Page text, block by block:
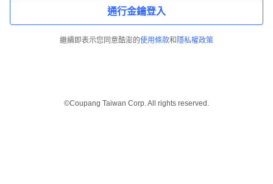
通行金鑰登入
繼續即表示您同意酷澎的使用條款和 隱私權政策
©Coupang Taiwan Corp. All rights reserved.